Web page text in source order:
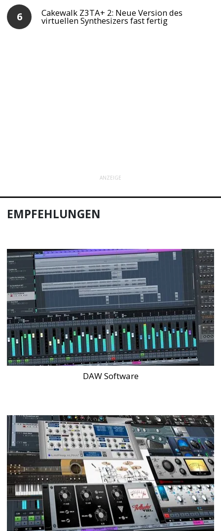
Cakewalk Z3TA+ 2: Neue Version des
virtuellen Synthesizers fast fertig
ANZEIGE
EMPFEHLUNGEN
DAW Software